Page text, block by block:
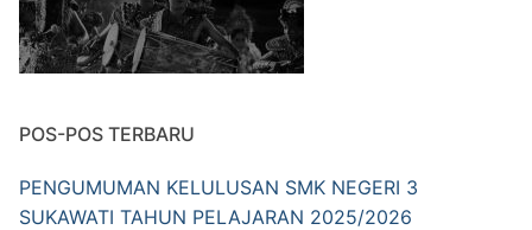
POS-POS TERBARU
PENGUMUMAN KELULUSAN SMK NEGERI 3
SUKAWATI TAHUN PELAJARAN 2025/2026